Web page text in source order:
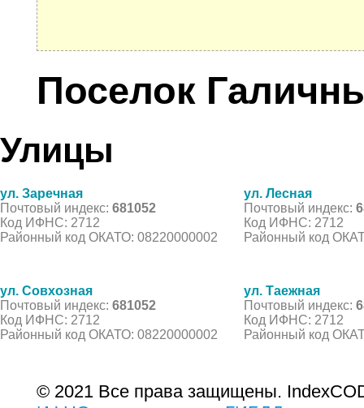
Поселок
Улицы
ул. Заречная
Почтовый индекс: 681052
Код ИФНС: 2712
Районный код ОКАТО: 08220000002
ул. Лесная
Почтовый индекс:
Код ИФНС: 2712
Районный код
ул. Совхозная
Почтовый индекс: 681052
Код ИФНС: 2712
Районный код ОКАТО: 08220000002
ул. Таежная
Почтовый индекс:
Код ИФНС: 2712
Районный код
© 2021 Все права защищены.